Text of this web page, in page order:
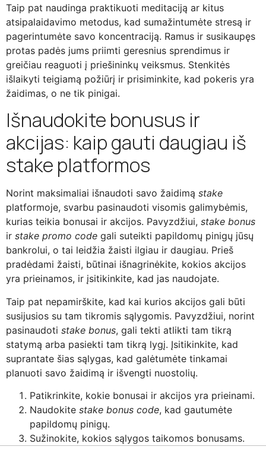
Taip pat naudinga praktikuoti meditaciją ar kitus
atsipalaidavimo metodus, kad sumažintumėte stresą ir
pagerintumėte savo koncentraciją. Ramus ir susikaupęs
protas padės jums priimti geresnius sprendimus ir
greičiau reaguoti į priešininkų veiksmus. Stenkitės
išlaikyti teigiamą požiūrį ir prisiminkite, kad pokeris yra
žaidimas, o ne tik pinigai.
Išnaudokite bonusus ir
akcijas: kaip gauti daugiau iš
stake platformos
Norint maksimaliai išnaudoti savo žaidimą stake
platformoje, svarbu pasinaudoti visomis galimybėmis,
kurias teikia bonusai ir akcijos. Pavyzdžiui, stake bonus
ir stake promo code gali suteikti papildomų pinigų jūsų
bankrolui, o tai leidžia žaisti ilgiau ir daugiau. Prieš
pradėdami žaisti, būtinai išnagrinėkite, kokios akcijos
yra prieinamos, ir įsitikinkite, kad jas naudojate.
Taip pat nepamirškite, kad kai kurios akcijos gali būti
susijusios su tam tikromis sąlygomis. Pavyzdžiui, norint
pasinaudoti stake bonus, gali tekti atlikti tam tikrą
statymą arba pasiekti tam tikrą lygį. Įsitikinkite, kad
suprantate šias sąlygas, kad galėtumėte tinkamai
planuoti savo žaidimą ir išvengti nuostolių.
Patikrinkite, kokie bonusai ir akcijos yra prieinami.
Naudokite stake bonus code, kad gautumėte
papildomų pinigų.
Sužinokite, kokios sąlygos taikomos bonusams.